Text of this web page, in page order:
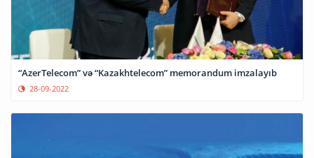
“AzerTelecom” və “Kazakhtelecom” memorandum imzalayıb
28-09-2022